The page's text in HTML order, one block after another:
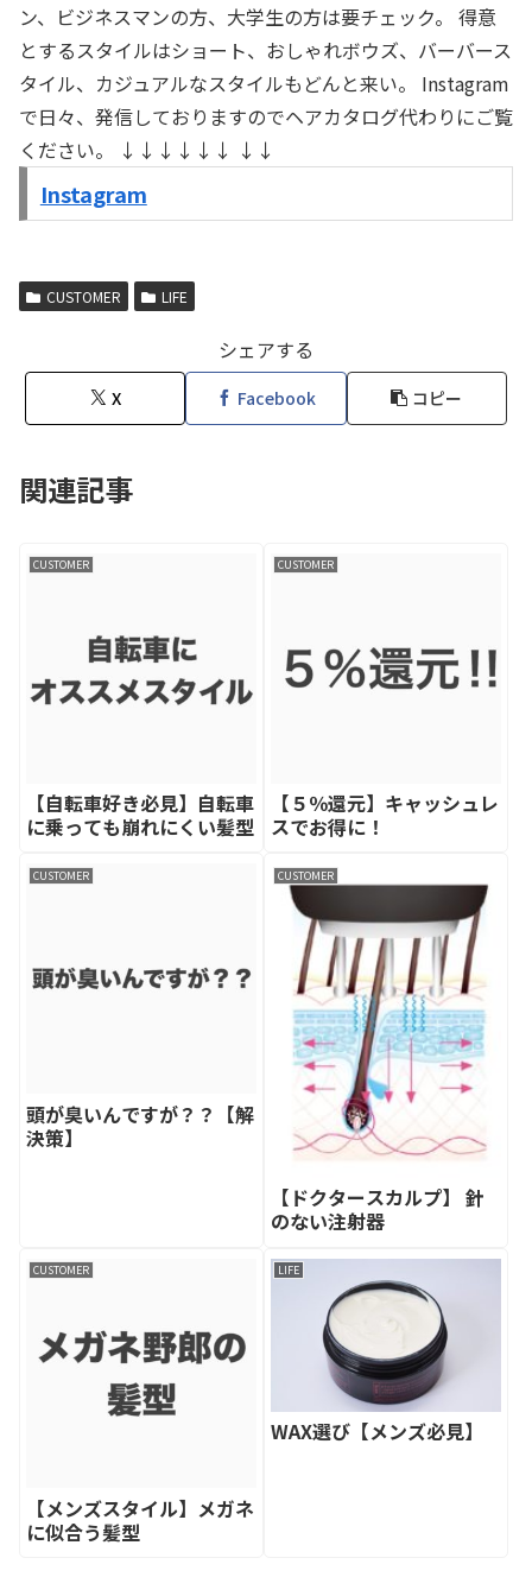
ン、ビジネスマンの方、大学生の方は要チェック。 得意
とするスタイルはショート、おしゃれボウズ、バーバース
タイル、カジュアルなスタイルもどんと来い。 Instagram
で日々、発信しておりますのでヘアカタログ代わりにご覧
ください。 ↓↓↓↓↓↓ ↓↓
Instagram
CUSTOMER LIFE
シェアする
X Facebook コピー
関連記事
CUSTOMER
【自転車好き必見】自転車
に乗っても崩れにくい髪型
CUSTOMER
【５％還元】キャッシュレ
スでお得に！
CUSTOMER
頭が臭いんですが？？【解
決策】
CUSTOMER
【ドクタースカルプ】 針
のない注射器
CUSTOMER
【メンズスタイル】メガネ
に似合う髪型
LIFE
WAX選び【メンズ必見】